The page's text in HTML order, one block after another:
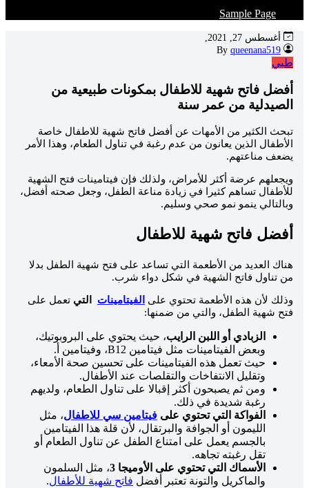
Sample Page
أغسطس 27, 2021,
queenana519
طبي
أفضل فاتح شهية للاطفال بمكونات طبيعية من
الصيدلية من عمر سنة
تبحث الكثير من الأمهات عن أفضل فاتح شهية للاطفال خاصة
الأطفال الذين يعانون من عدم رغبة في تناول الطعام، وهذا الأمر
يضعف مناعتهم.
ويجعلهم عرضة أكثر للأمراض، ولذلك فإن فيتامينات فتح الشهية
للأطفال تساهم كثيرا في زيادة مناعة الطفل، وجعل صحته أفضل،
وبالتالي ينمو نمو صحي وسليم.
أفضل فاتح شهية للاطفال
هناك العديد من الأطعمة التي تساعد على فتح شهية الطفل بدلا
من تناول فاتح الشهية في شكل دواء شرب.
وذلك لأن هذه الأطعمة تحتوي على الفيتامينات التي تعمل على
فتح شهية الطفل، والتي من ضمنها:
الزبادي أو اللبن الرايب، حيث يحتوي على البروبوتيك،
وبعض الفيتامينات مثل فيتامين B12، وفيتامين أ.
حيث تعمل هذه الفيتامينات على تحسين صحة الأمعاء،
وتقليل الانتفاخات والتقلصات عند الأطفال.
ومن ثم يصبحون أكثر إقبالا على تناول الطعام، ولديهم
رغبة شديدة في ذلك.
الفواكة التي تحتوي على فيتامين سي للاطفال، مثل
الليمون أو الجوافة والبرتقال، لأن قلة هذا الفيتامين
بالجسم يعمل على امتناع الطفل عن تناول الطعام أو
تقل رغبته تجاهه.
الأسماك التي تحتوي على الأوميجا 3
، مثل السلمون
والماكريل والتونة تعتبر أفضل فاتح شهية للأطفال.